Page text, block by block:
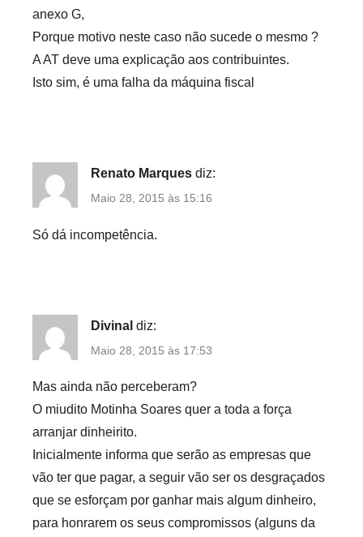
anexo G,
Porque motivo neste caso não sucede o mesmo ?
A AT deve uma explicação aos contribuintes.
Isto sim, é uma falha da máquina fiscal
Renato Marques diz:
Maio 28, 2015 às 15:16
Só dá incompetência.
Divinal diz:
Maio 28, 2015 às 17:53
Mas ainda não perceberam?
O miudito Motinha Soares quer a toda a força
arranjar dinheirito.
Inicialmente informa que serão as empresas que
vão ter que pagar, a seguir vão ser os desgraçados
que se esforçam por ganhar mais algum dinheiro,
para honrarem os seus compromissos (alguns da